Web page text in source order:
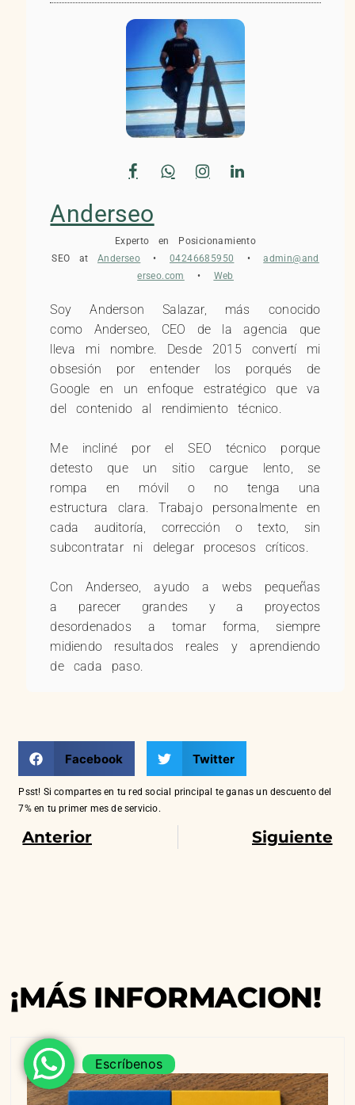
Anderseo
Experto en Posicionamiento
SEO
at Anderseo • 04246685950 •
admin@and
erseo.com
• Web
Soy Anderson Salazar, más conocido
como Anderseo, CEO de la agencia que
lleva mi nombre. Desde 2015 convertí mi
obsesión por entender los porqués de
Google en un enfoque estratégico que va
del contenido al rendimiento técnico.
Me incliné por el SEO técnico porque
detesto que un sitio cargue lento, se
rompa en móvil o no tenga una
estructura clara. Trabajo personalmente en
cada auditoría, corrección o texto, sin
subcontratar ni delegar procesos críticos.
Con Anderseo, ayudo a webs pequeñas
a parecer grandes y a proyectos
desordenados a tomar forma, siempre
midiendo resultados reales y aprendiendo
de cada paso.
Facebook Twitter
LinkedIn
Psst! Si compartes en tu red social principal te ganas un descuento del
7% en tu primer mes de servicio.
Anterior Siguiente
¡MÁS INFORMACION!
Escríbenos